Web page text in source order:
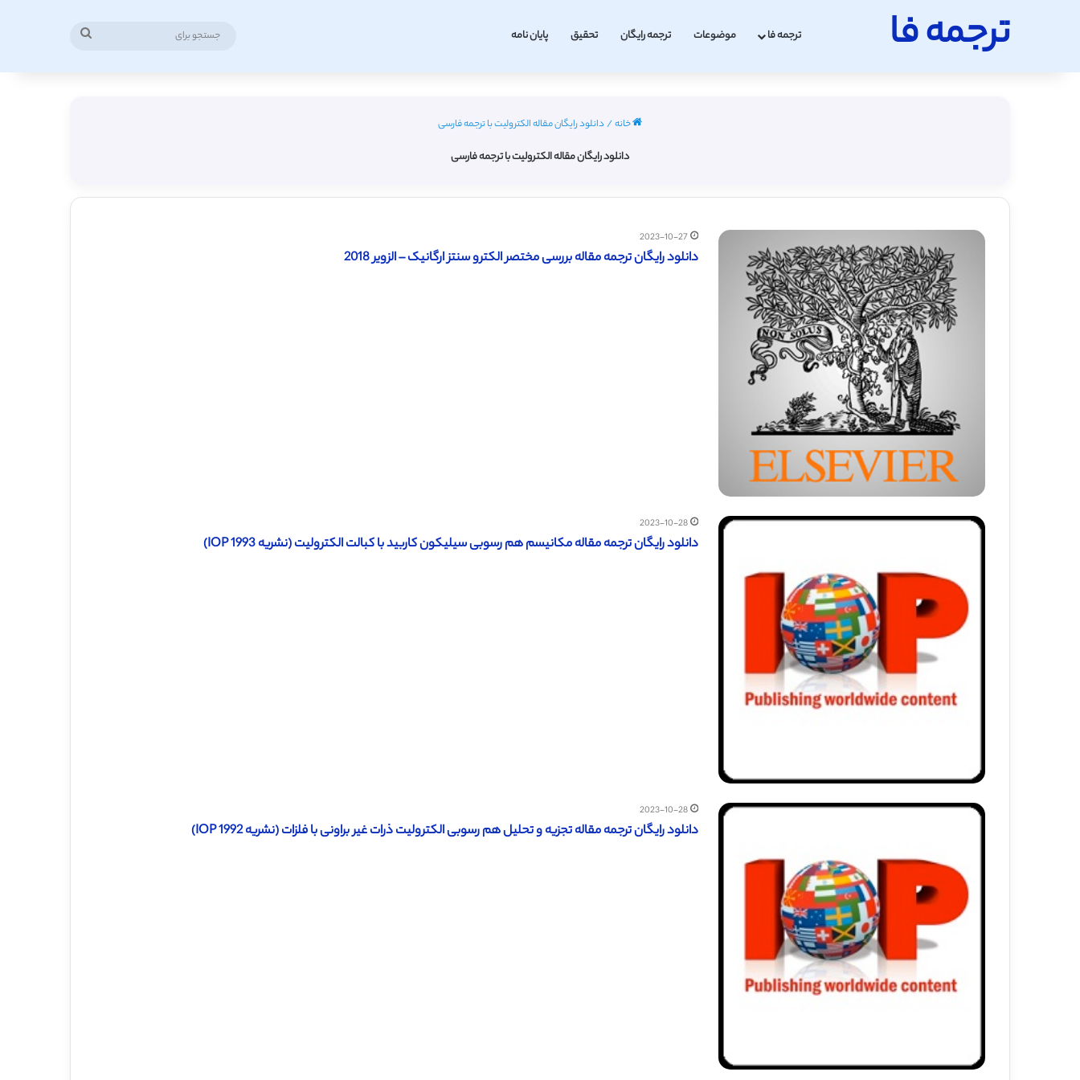
ترجمه فا ترجمه فا موضوعات ترجمه رایگان تحقیق پایان نامه
خانه/ دانلود رایگان مقاله الکترولیت با ترجمه فارسی
دانلود رایگان مقاله الکترولیت با ترجمه فارسی
2023-10-27
دانلود رایگان ترجمه مقاله بررسی مختصر الکترو سنتز ارگانیک – الزویر 2018
2023-10-28
دانلود رایگان ترجمه مقاله مکانیسم هم رسوبی سیلیکون کاربید با کبالت الکترولیت (نشریه IOP 1993)
2023-10-28
دانلود رایگان ترجمه مقاله تجزیه و تحلیل هم رسوبی الکترولیت ذرات غیر براونی با فلزات (نشریه IOP 1992)